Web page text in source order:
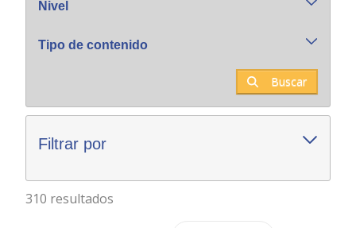
Nivel
Tipo de contenido
Buscar
Filtrar por
310 resultados